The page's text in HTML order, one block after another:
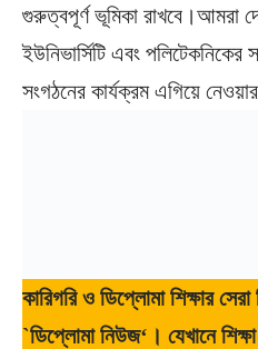
গুরুত্বপূর্ণ ভূমিকা রাখবে।আমরা
ইউনিভার্সিটি এবং পলিটেকনিকের
সংগঠনের কার্যক্রম এগিয়ে
কারিগরি ও ডিপ্লোমা শিক্ষার
`ডিপ্লোমা নিউজ‘। যেখানে